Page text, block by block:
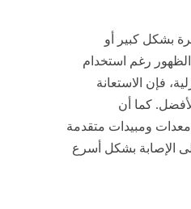
بشكل كبير أو
رغم استخدام
فإن الاستعانة
كما أن
ومبيدات متقدمة
الإصابة بشكل أسرع